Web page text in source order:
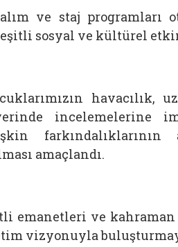
ve staj programları
sosyal ve kültürel
havacılık,
incelemelerine
farkındalıklarının
amaçlandı.
emanetleri ve
vizyonuyla